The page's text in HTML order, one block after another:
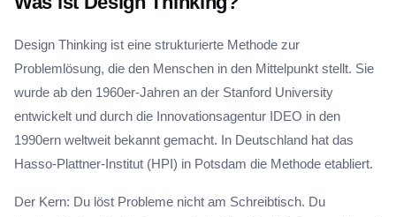
Design Thinking ist eine strukturierte Methode zur
Problemlösung, die den Menschen in den Mittelpunkt stellt. Sie
wurde ab den 1960er-Jahren an der Stanford University
entwickelt und durch die Innovationsagentur IDEO in den
1990ern weltweit bekannt gemacht. In Deutschland hat das
Hasso-Plattner-Institut (HPI) in Potsdam die Methode etabliert.
Der Kern: Du löst Probleme nicht am Schreibtisch. Du